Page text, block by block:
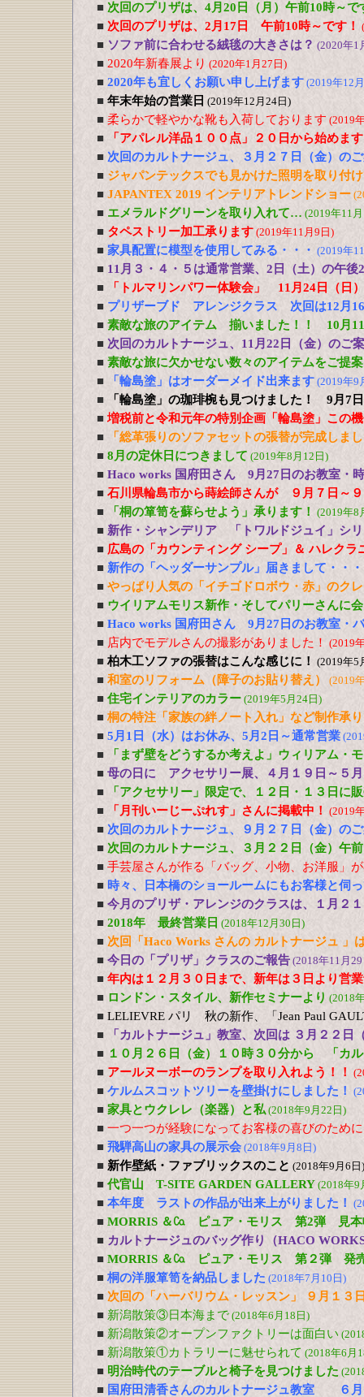
■ 次回のプリザは、4月20日（月）午前10時～で
■ 次回のプリザは、2月17日 午前10時～です！
■ ソファ前に合わせる絨毯の大きさは？ (2020年1
■ 2020年新春展より (2020年1月27日)
■ 2020年も宜しくお願い申し上げます (2019年12
■ 年末年始の営業日 (2019年12月24日)
■ 柔らかで軽やかな靴も入荷しております (2019
■
「アパレル洋品１００点」２０日から始めま
■ 次回のカルトナージュ、３月２７日（金）の
■ ジャパンテックスでも見かけた照明を取り付
■ JAPANTEX 2019 インテリアトレンドショー
■ エメラルドグリーンを取り入れて… (2019年11
■ タペストリー加工承ります (2019年11月9日)
■ 家具配置に模型を使用してみる・・・ (2019年
■ 11月３・４・５は通常営業、2日（土）の午
■
「トルマリンパワー体験会」 11月24日（日
■ プリザーブド アレンジクラス 次回は12月
■ 素敵な旅のアイテム 揃いました！！ 10月11
■ 次回のカルトナージュ、11月22日（金）のご
■ 素敵な旅に欠かせない数々のアイテムをご提
■
「輪島塗」はオーダーメイド出来ます (2019年9
■
「輪島塗」の珈琲椀も見つけました！ 9月7
■ 増税前と令和元年の特別企画「輪島塗」この
■
「総革張りのソファセットの張替が完成しま
■ 8月の定休日につきまして (2019年8月12日)
■ Haco works 国府田さん 9月27日のお教室・
■ 石川県輪島市から蒔絵師さんが ９月７日～
■
「桐の箪笥を蘇らせよう」承ります！ (2019年8
■ 新作・シャンデリア 「トワルドジュイ」シ
■ 広島の「カウンティング シープ」＆ ハレクラ
■ 新作の「ヘッダーサンプル」届きまして・・・
■ やっぱり人気の「イチゴドロボウ・赤」のク
■ ウイリアムモリス新作・そしてパリーさんに
■ Haco works 国府田さん 9月27日のお教室・
■ 店内でモデルさんの撮影がありました！ (2019
■ 柏木工ソファの張替はこんな感じに！ (2019年5
■ 和室のリフォーム（障子のお貼り替え） (2019
■ 住宅インテリアのカラー (2019年5月24日)
■ 桐の特注「家族の絆ノート入れ」など制作承
■ 5月1日（水）はお休み、5月2日～通常営業
■
「まず壁をどうするか考えよ」ウィリアム・
■ 母の日に アクセサリー展、４月１９日～５
■
「アクセサリー」限定で、１２日・１３日に
■
「月刊いーじーぷれす」さんに掲載中！ (2019
■ 次回のカルトナージュ、９月２７日（金）の
■ 次回のカルトナージュ、３月２２日（金）午
■ 手芸屋さんが作る「バッグ、小物、お洋服」
■ 時々、日本橋のショールームにもお客様と伺
■ 今月のプリザ・アレンジのクラスは、１月２
■ 2018年 最終営業日 (2018年12月30日)
■ 次回「Haco Works さんの カルトナージュ 」
■ 今日の「プリザ」クラスのご報告 (2018年11月
■ 年内は１２月３０日まで、新年は３日より営
■ ロンドン・スタイル、新作セミナーより (2018
■ LELIEVRE パリ 秋の新作、「Jean Paul
■
「カルトナージュ」教室、次回は ３月２２日
■ １０月２６日（金）１０時３０分から 「カ
■ アールヌーボーのランプを取り入れよう！！
■ ケルムスコットツリーを壁掛けにしました！
■ 家具とウクレレ（楽器）と私(2018年9月22日)
■ 一つ一つが経験になってお客様の喜びのために
■ 飛騨高山の家具の展示会 (2018年9月8日)
■ 新作壁紙・ファブリックスのこと (2018年9月6日)
■ 代官山 T-SITE GARDEN GALLERY (2018年9
■ 本年度 ラストの作品が出来上がりました！
■ MORRIS ＆㏇ ピュア・モリス 第2弾 見本
■ カルトナージュのバッグ作り（HACO
■ MORRIS ＆㏇ ピュア・モリス 第２弾 発
■ 桐の洋服箪笥を納品しました (2018年7月10日)
■ 次回の「ハーバリウム・レッスン」 ９月１３
■ 新潟散策③日本海まで (2018年6月18日)
■ 新潟散策②オープンファクトリーは面白い
■ 新潟散策①カトラリーに魅せられて (2018年6月
■ 明治時代のテーブルと椅子を見つけました
■ 国府田清香さんのカルトナージュ教室 ６月